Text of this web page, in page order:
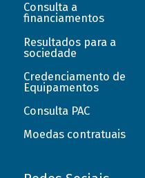
Consulta a
financiamentos
Resultados para a
sociedade
Credenciamento de
Equipamentos
Consulta PAC
Moedas contratuais